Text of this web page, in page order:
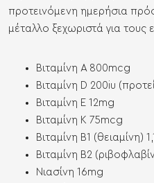
προτεινόμενη ημερήσια
μέταλλο ξεχωριστά για τους
Βιταμίνη Α 800mcg
Βιταμίνη D 200iu
Βιταμίνη Ε 12mg
Βιταμίνη Κ 75mcg
Βιταμίνη Β1 (θειαμίνη)
Βιταμίνη Β2
Νιασίνη 16mg